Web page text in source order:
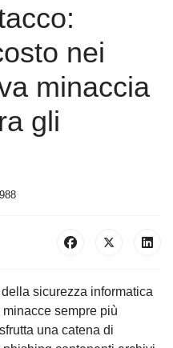
nei
minaccia
gli
sicurezza informatica
sempre più
una catena di